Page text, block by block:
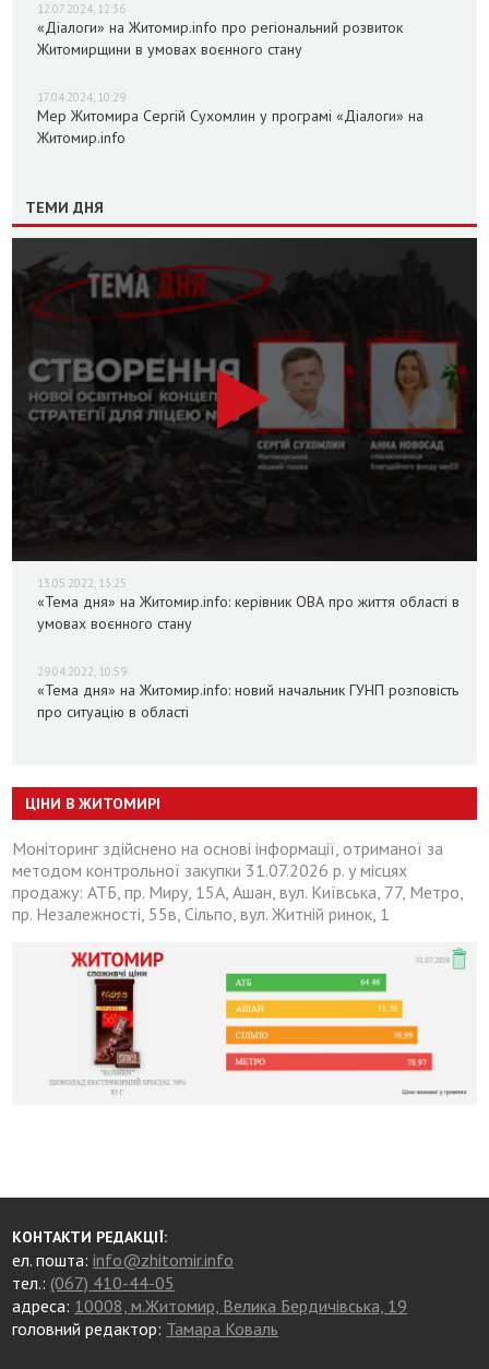
12.07.2024, 12:36
«Діалоги» на Житомир.info про регіональний розвиток
Житомирщини в умовах воєнного стану
17.04.2024, 10:29
Мер Житомира Сергій Сухомлин у програмі «Діалоги» на
Житомир.info
ТЕМИ ДНЯ
13.05.2022, 13:25
«Тема дня» на Житомир.info: керівник ОВА про життя області в
умовах воєнного стану
29.04.2022, 10:59
«Тема дня» на Житомир.info: новий начальник ГУНП розповість
про ситуацію в області
ЦІНИ В ЖИТОМИРІ
Моніторинг здійснено на основі інформації, отриманої за
методом контрольної закупки 31.07.2026 р. у місцях
продажу: АТБ, пр. Миру, 15А, Ашан, вул. Київська, 77, Метро,
пр. Незалежності, 55в, Сільпо, вул. Житній ринок, 1
КОНТАКТИ РЕДАКЦІЇ:
ел. пошта:info@zhitomir.info
тел.: (067) 410-44-05
адреса: 10008, м.Житомир, Велика Бердичівська, 19
головний редактор: Тамара Коваль